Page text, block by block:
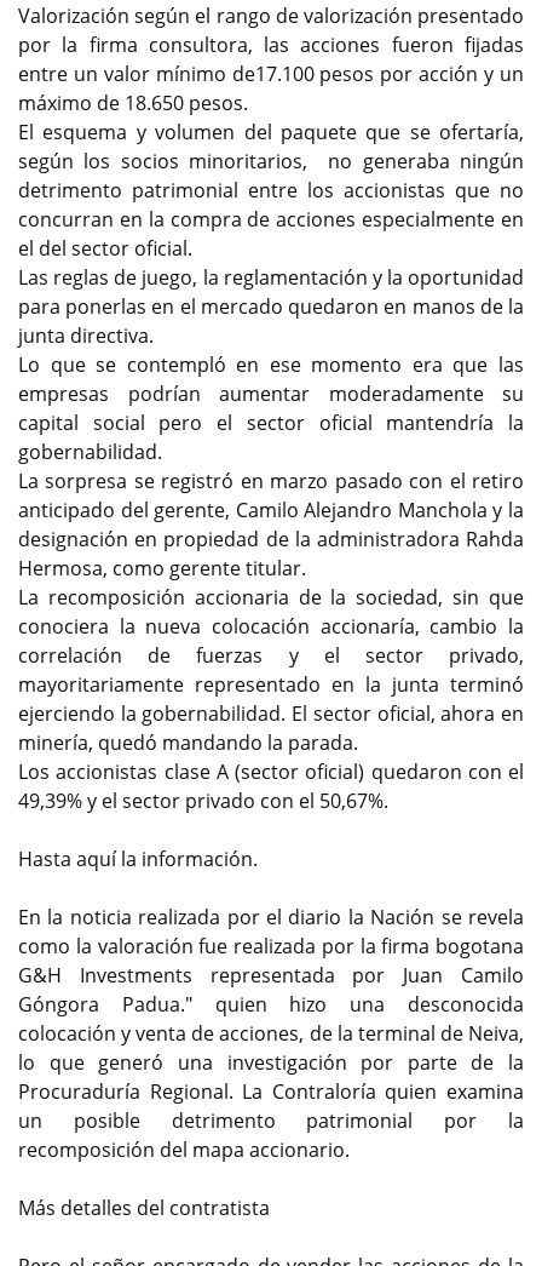
Valorización según el rango de valorización presentado
por la firma consultora, las acciones fueron fijadas
entre un valor mínimo de17.100 pesos por acción y un
máximo de 18.650 pesos.
El esquema y volumen del paquete que se ofertaría,
según los socios minoritarios, no generaba ningún
detrimento patrimonial entre los accionistas que no
concurran en la compra de acciones especialmente en
el del sector oficial.
Las reglas de juego, la reglamentación y la oportunidad
para ponerlas en el mercado quedaron en manos de la
junta directiva.
Lo que se contempló en ese momento era que las
empresas podrían aumentar moderadamente su
capital social pero el sector oficial mantendría la
gobernabilidad.
La sorpresa se registró en marzo pasado con el retiro
anticipado del gerente, Camilo Alejandro Manchola y la
designación en propiedad de la administradora Rahda
Hermosa, como gerente titular.
La recomposición accionaria de la sociedad, sin que
conociera la nueva colocación accionaría, cambio la
correlación de fuerzas y el sector privado,
mayoritariamente representado en la junta terminó
ejerciendo la gobernabilidad. El sector oficial, ahora en
minería, quedó mandando la parada.
Los accionistas clase A (sector oficial) quedaron con el
49,39% y el sector privado con el 50,67%.
Hasta aquí la información.
En la noticia realizada por el diario la Nación se revela
como la valoración fue realizada por la firma bogotana
G&H Investments representada por Juan Camilo
Góngora Padua." quien hizo una desconocida
colocación y venta de acciones, de la terminal de Neiva,
lo que generó una investigación por parte de la
Procuraduría Regional. La Contraloría quien examina
un posible detrimento patrimonial por la
recomposición del mapa accionario.
Más detalles del contratista